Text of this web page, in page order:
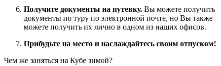
Получите документы на путевку. Вы можете получить
документы по туру по электронной почте, но Вы также
можете получить их лично в одном из наших офисов.
Прибудьте на место и наслаждайтесь своим отпуском!
Чем же заняться на Кубе зимой?